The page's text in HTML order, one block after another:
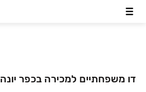
דו משפחתיים למכירה בכפר יונה